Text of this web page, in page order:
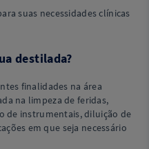
suas necessidades clínicas
destilada?
finalidades na área
na limpeza de feridas,
de instrumentais, diluição de
em que seja necessário